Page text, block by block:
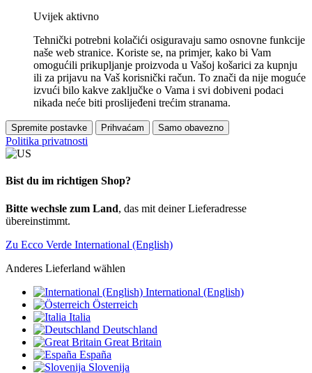
Uvijek aktivno
Tehnički potrebni kolačići osiguravaju samo osnovne funkcije
naše web stranice. Koriste se, na primjer, kako bi Vam
omogućili prikupljanje proizvoda u Vašoj košarici za kupnju
ili za prijavu na Vaš korisnički račun. To znači da nije moguće
izvući bilo kakve zaključke o Vama i svi dobiveni podaci
nikada neće biti proslijeđeni trećim stranama.
Spremite postavke Prihvaćam Samo obavezno
Politika privatnosti
Bist du im richtigen Shop?
Bitte wechsle zum Land, das mit deiner Lieferadresse
übereinstimmt.
Zu Ecco Verde International (English)
Anderes Lieferland wählen
International (English)
Österreich
Italia
Deutschland
Great Britain
España
Slovenija